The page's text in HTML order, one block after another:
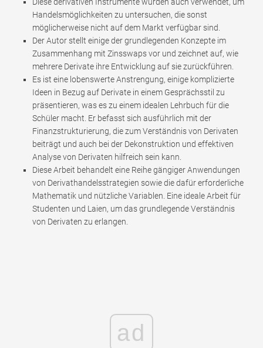
Handelsmöglichkeiten zu untersuchen, die sonst
möglicherweise nicht auf dem Markt verfügbar sind.
Der Autor stellt einige der grundlegenden Konzepte im
Zusammenhang mit Zinsswaps vor und zeichnet auf, wie
mehrere Derivate ihre Entwicklung auf sie zurückführen.
Es ist eine lobenswerte Anstrengung, einige komplizierte
Ideen in Bezug auf Derivate in einem Gesprächsstil zu
präsentieren, was es zu einem idealen Lehrbuch für die
Schüler macht. Er befasst sich ausführlich mit der
Finanzstrukturierung, die zum Verständnis von Derivaten
beiträgt und auch bei der Dekonstruktion und effektiven
Analyse von Derivaten hilfreich sein kann.
Diese Arbeit behandelt eine Reihe gängiger Anwendungen
von Derivathandelsstrategien sowie die dafür erforderliche
Mathematik und nützliche Variablen. Eine ideale Arbeit für
Studenten und Laien, um das grundlegende Verständnis
von Derivaten zu erlangen.
ad